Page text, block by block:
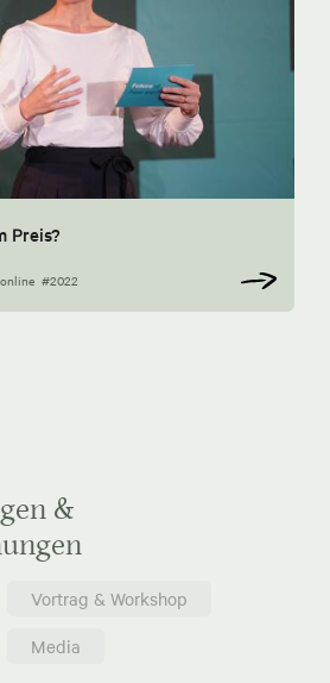
Preis?
#2022
&
Vortrag & Workshop
Media